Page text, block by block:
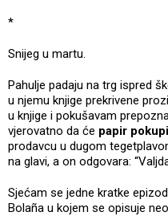
*
Snijeg u martu.
Pahulje padaju na trg ispred
u njemu knjige prekrivene
u knjige i pokušavam
vjerovatno da će papir
prodavcu u dugom
na glavi, a on odgovara:
Sjećam se jedne kratke
Bolaña u kojem se opisuje